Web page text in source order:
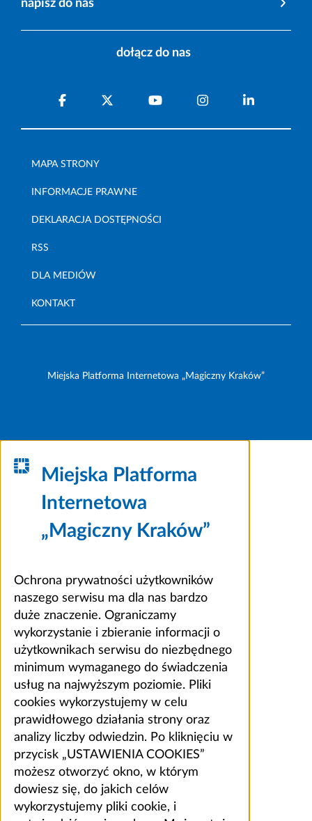
napisz do nas
dołącz do nas
MAPA STRONY
INFORMACJE PRAWNE
DEKLARACJA DOSTĘPNOŚCI
RSS
DLA MEDIÓW
KONTAKT
Miejska Platforma Internetowa „Magiczny Kraków”
Miejska Platforma
Internetowa
„Magiczny Kraków”
Ochrona prywatności użytkowników
naszego serwisu ma dla nas bardzo
duże znaczenie. Ograniczamy
wykorzystanie i zbieranie informacji o
użytkownikach serwisu do niezbędnego
minimum wymaganego do świadczenia
usług na najwyższym poziomie. Pliki
cookies wykorzystujemy w celu
prawidłowego działania strony oraz
analizy liczby odwiedzin. Po kliknięciu w
przycisk „USTAWIENIA COOKIES”
możesz otworzyć okno, w którym
dowiesz się, do jakich celów
wykorzystujemy pliki cookie, i